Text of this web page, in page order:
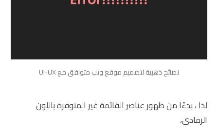
نصائح ذهبية لتصميم موقع ويب متوافق مع UI-UX
لذا ، بدءًا من ظهور عناصر القائمة غير المتوفرة باللون
الرمادي،